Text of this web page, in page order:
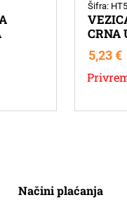
Šifra:
CRNA
5,23€
Načini plaćanja